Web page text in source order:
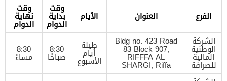
الفرع العنوان الأيام
وقت
بداية
الدوام
وقت
نهاية
الدوام
الشركة
الوطنية
المالية
للصرافة
Bldg no. 423 Road
83 Block 907,
RIFFFA AL
SHARGI, Riffa
طيلة
أيام
الأسبوع
8:30
صباحًا
8:30
مساءً